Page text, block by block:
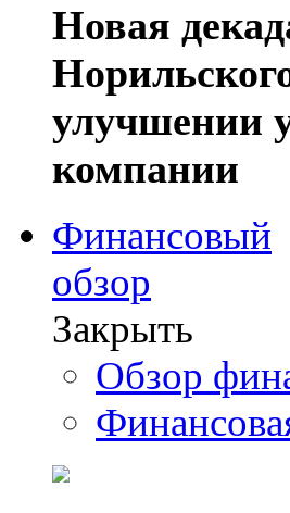
Новая
улучшении
компании
Финансовый
обзор
Закрыть
Обзор